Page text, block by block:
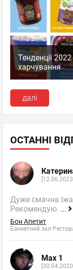
Тенденції
харчування
далі
ОСТАННІ
Дуже смачна
Рекомендую. ...
Бон Апетит
Банкетний зал
Max 1